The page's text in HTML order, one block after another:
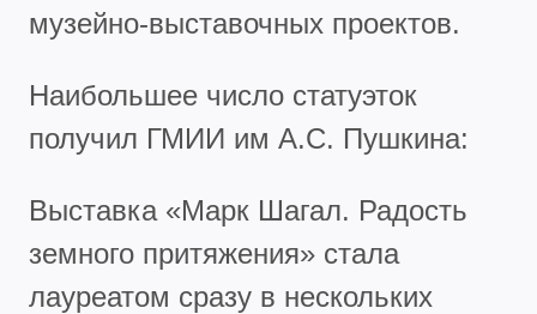
музейно-выставочных проектов.
Наибольшее число статуэток
получил ГМИИ им А.С. Пушкина:
Выставка «Марк Шагал. Радость
земного притяжения» стала
лауреатом сразу в нескольких